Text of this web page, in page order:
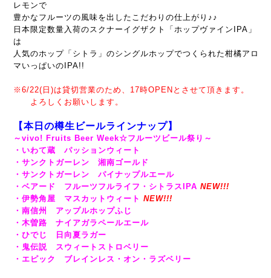
レモンで
豊かなフルーツの風味を出したこだわりの仕上がり♪♪
日本限定数量入荷のスクナーイグザクト「ホップヴァインIPA」
は
人気のホップ「シトラ」のシングルホップでつくられた柑橘アロ
マいっぱいのIPA!!
※6/22(日)は貸切営業のため、17時OPENとさせて頂きます。
よろしくお願いします。
【本日の樽生ビールラインナップ】
～vivo! Fruits Beer Week☆フルーツビール祭り～
・いわて蔵 パッションウィート
・サンクトガーレン 湘南ゴールド
・サンクトガーレン パイナップルエール
・ベアード フルーツフルライフ・シトラスIPA NEW!!!
・伊勢角屋 マスカットウィート NEW!!!
・南信州 アップルホップふじ
・木曽路 ナイアガラペールエール
・ひでじ 日向夏ラガー
・鬼伝説 スウィートストロベリー
・エピック ブレインレス・オン・ラズベリー